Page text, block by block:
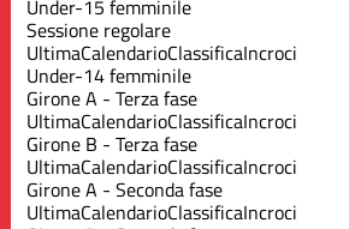
Under-15 femminile
Sessione regolare
UltimaCalendarioClassificaIncroci
Under-14 femminile
Girone A - Terza fase
UltimaCalendarioClassificaIncroci
Girone B - Terza fase
UltimaCalendarioClassificaIncroci
Girone A - Seconda fase
UltimaCalendarioClassificaIncroci